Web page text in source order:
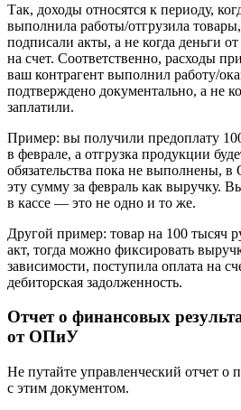
Так, доходы относятся к периоду,
выполнила работы/отгрузила
подписали акты, а не когда деньги
на счет. Соответственно, расходы
ваш контрагент выполнил работу/
подтверждено документально, а не
заплатили.
Пример: вы получили предоплату
в феврале, а отгрузка продукции
обязательства пока не выполнены,
эту сумму за февраль как выручку.
в кассе — это не одно и то же.
Другой пример: товар на 100 тысяч
акт, тогда можно фиксировать
зависимости, поступила оплата на
дебиторская задолженность.
Отчет о финансовых
от ОПиУ
Не путайте управленческий отчет о
с этим документом.